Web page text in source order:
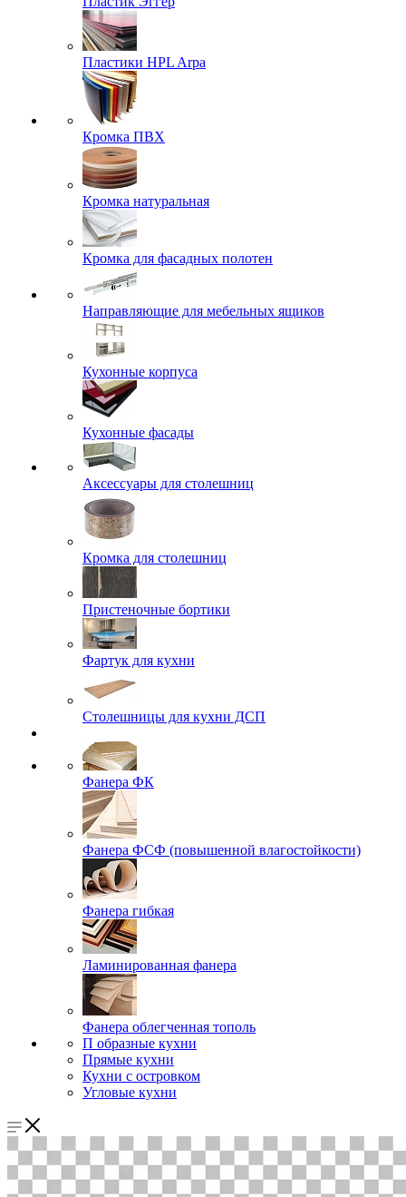
Пластики HPL Arpa
Кромка ПВХ
Кромка натуральная
Кромка для фасадных полотен
Направляющие для мебельных ящиков
Кухонные корпуса
Кухонные фасады
Аксессуары для столешниц
Кромка для столешниц
Пристеночные бортики
Фартук для кухни
Столешницы для кухни ДСП
Фанера ФК
Фанера ФСФ (повышенной влагостойкости)
Фанера гибкая
Ламинированная фанера
Фанера облегченная тополь
П образные кухни
Прямые кухни
Кухни с островком
Угловые кухни